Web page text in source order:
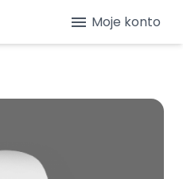
menu Moje konto